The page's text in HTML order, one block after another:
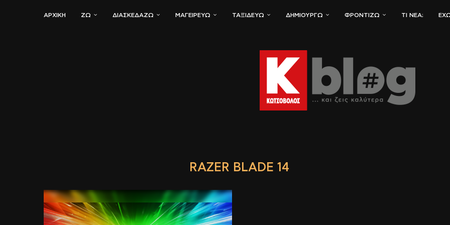
ΑΡΧΙΚΗ ΖΏ ΔΙΑΣΚΕΔΆΖΩ ΜΑΓΕΙΡΕΎΩ ΤΑΞΙΔΕΎΩ ΔΗΜΙΟΥΡΓΏ ΦΡΟΝΤΊΖΩ ΤΙ ΝΈΑ;
RAZER BLADE 14